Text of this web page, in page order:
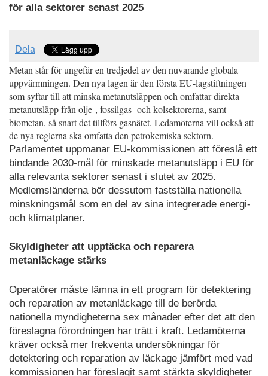
för alla sektorer senast 2025
Dela
Metan står för ungefär en tredjedel av den nuvarande globala
uppvärmningen. Den nya lagen är den första EU-lagstiftningen
som syftar till att minska metanutsläppen och omfattar direkta
metanutsläpp från olje-, fossilgas- och kolsektorerna, samt
biometan, så snart det tillförs gasnätet. Ledamöterna vill också att
de nya reglerna ska omfatta den petrokemiska sektorn.
Parlamentet uppmanar EU-kommissionen att föreslå ett
bindande 2030-mål för minskade metanutsläpp i EU för
alla relevanta sektorer senast i slutet av 2025.
Medlemsländerna bör dessutom fastställa nationella
minskningsmål som en del av sina integrerade energi-
och klimatplaner.
Skyldigheter att upptäcka och reparera
metanläckage stärks
Operatörer måste lämna in ett program för detektering
och reparation av metanläckage till de berörda
nationella myndigheterna sex månader efter det att den
föreslagna förordningen har trätt i kraft. Ledamöterna
kräver också mer frekventa undersökningar för
detektering och reparation av läckage jämfört med vad
kommissionen har föreslagit samt stärkta skyldigheter